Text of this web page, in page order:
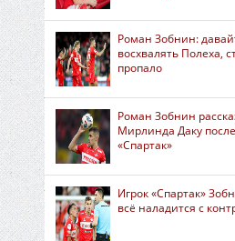
Роман Зобнин:
восхвалять Полеха,
пропало
Роман Зобнин
Мирлинда Даку
«Спартак»
Игрок «Спартак»
всё наладится с